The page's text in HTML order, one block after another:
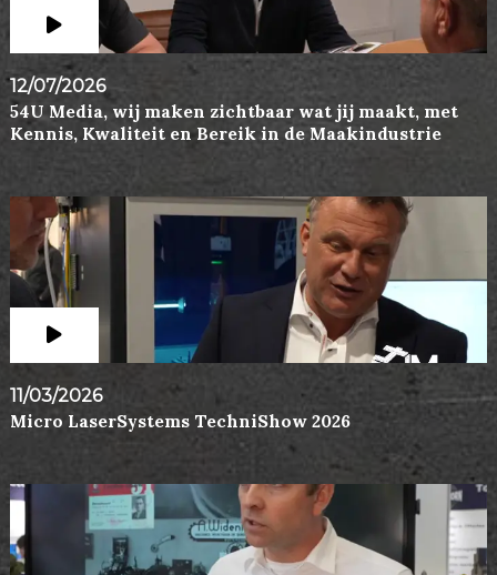
12/07/2026
54U Media, wij maken zichtbaar wat jij maakt, met
Kennis, Kwaliteit en Bereik in de Maakindustrie
11/03/2026
Micro LaserSystems TechniShow 2026